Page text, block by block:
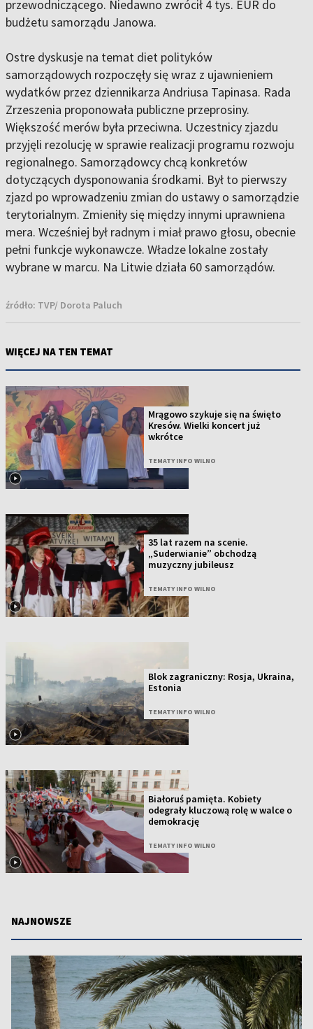
przewodniczącego. Niedawno zwrócił 4 tys. EUR do
budżetu samorządu Janowa.
Ostre dyskusje na temat diet polityków
samorządowych rozpoczęły się wraz z ujawnieniem
wydatków przez dziennikarza Andriusa Tapinasa. Rada
Zrzeszenia proponowała publiczne przeprosiny.
Większość merów była przeciwna. Uczestnicy zjazdu
przyjęli rezolucję w sprawie realizacji programu rozwoju
regionalnego. Samorządowcy chcą konkretów
dotyczących dysponowania środkami. Był to pierwszy
zjazd po wprowadzeniu zmian do ustawy o samorządzie
terytorialnym. Zmieniły się między innymi uprawniena
mera. Wcześniej był radnym i miał prawo głosu, obecnie
pełni funkcje wykonawcze. Władze lokalne zostały
wybrane w marcu. Na Litwie działa 60 samorządów.
źródło: TVP/ Dorota Paluch
WIĘCEJ NA TEN TEMAT
Mrągowo szykuje się na święto
Kresów. Wielki koncert już
wkrótce
TEMATY INFO WILNO
35 lat razem na scenie.
„Suderwianie” obchodzą
muzyczny jubileusz
TEMATY INFO WILNO
Blok zagraniczny: Rosja, Ukraina,
Estonia
TEMATY INFO WILNO
Białoruś pamięta. Kobiety
odegrały kluczową rolę w walce o
demokrację
TEMATY INFO WILNO
NAJNOWSZE